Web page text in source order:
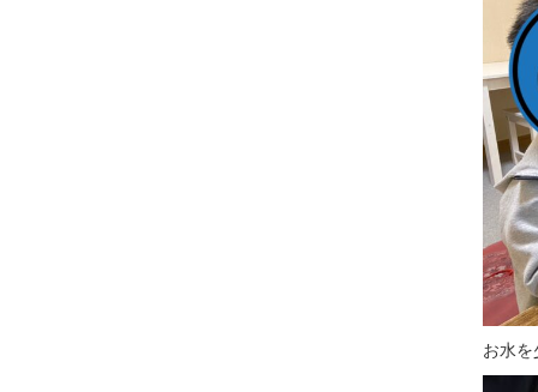
お水